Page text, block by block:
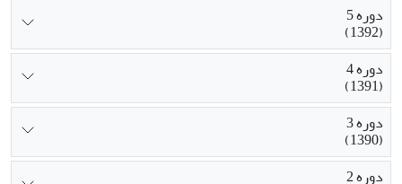
دوره 5
(1392)
دوره 4
(1391)
دوره 3
(1390)
دوره 2